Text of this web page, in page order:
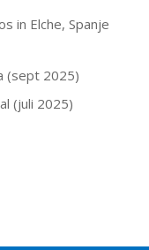
in Elche, Spanje
(sept 2025)
(juli 2025)